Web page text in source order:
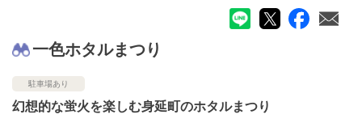
一色ホタルまつり
駐車場あり
幻想的な蛍火を楽しむ身延町のホタルまつり